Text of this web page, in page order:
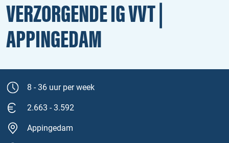
VERZORGENDE IG VVT |
APPINGEDAM
8 - 36 uur per week
2.663 - 3.592
Appingedam